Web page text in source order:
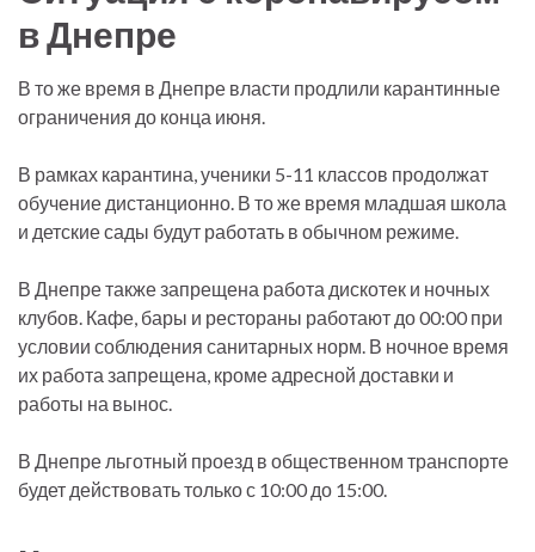
в Днепре
В то же время в Днепре власти продлили карантинные
ограничения до конца июня.
В рамках карантина, ученики 5-11 классов продолжат
обучение дистанционно. В то же время младшая школа
и детские сады будут работать в обычном режиме.
В Днепре также запрещена работа дискотек и ночных
клубов. Кафе, бары и рестораны работают до 00:00 при
условии соблюдения санитарных норм. В ночное время
их работа запрещена, кроме адресной доставки и
работы на вынос.
В Днепре льготный проезд в общественном транспорте
будет действовать только с 10:00 до 15:00.